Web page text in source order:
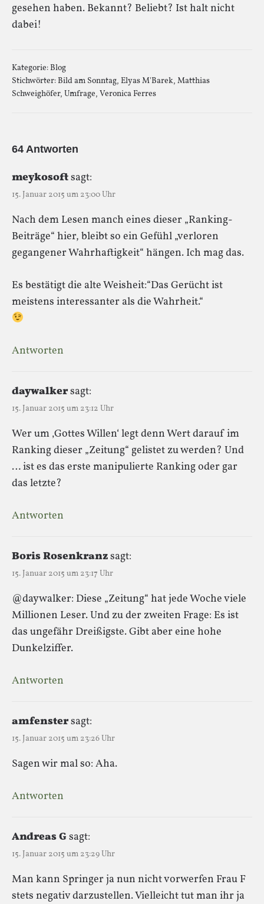
gesehen haben. Bekannt? Beliebt? Ist halt nicht
dabei!
Kategorie:Blog
Stichwörter:Bild am Sonntag, Elyas M'Barek, Matthias
Schweighöfer, Umfrage, Veronica Ferres
64 Antworten
meykosoftsagt:
15. Januar 2015 um 23:00 Uhr
Nach dem Lesen manch eines dieser „Ranking-
Beiträge“ hier, bleibt so ein Gefühl „verloren
gegangener Wahrhaftigkeit“ hängen. Ich mag das.
Es bestätigt die alte Weisheit:“Das Gerücht ist
meistens interessanter als die Wahrheit.“
Antworten
daywalkersagt:
15. Januar 2015 um 23:12 Uhr
Wer um ‚Gottes Willen‘ legt denn Wert darauf im
Ranking dieser „Zeitung“ gelistet zu werden? Und
… ist es das erste manipulierte Ranking oder gar
das letzte?
Antworten
Boris Rosenkranzsagt:
15. Januar 2015 um 23:17 Uhr
@daywalker: Diese „Zeitung“ hat jede Woche viele
Millionen Leser. Und zu der zweiten Frage: Es ist
das ungefähr Dreißigste. Gibt aber eine hohe
Dunkelziffer.
Antworten
amfenstersagt:
15. Januar 2015 um 23:26 Uhr
Sagen wir mal so: Aha.
Antworten
Andreas G sagt:
15. Januar 2015 um 23:29 Uhr
Man kann Springer ja nun nicht vorwerfen Frau F
stets negativ darzustellen. Vielleicht tut man ihr ja